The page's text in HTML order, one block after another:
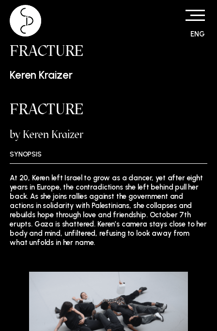
ENG
FRACTURE
Keren Kraizer
FRACTURE
by Keren Kraizer
SYNOPSIS
At 20, Keren left Israel to grow as a dancer, yet after eight
years in Europe, the contradictions she left behind pull her
back. As she joins rallies against the government and
actions in solidarity with Palestinians, she collapses and
rebuilds hope through love and friendship. October 7th
erupts. Gaza is shattered. Keren’s camera stays close to her
body and mind, unfiltered, refusing to look away from
what unfolds in her name.